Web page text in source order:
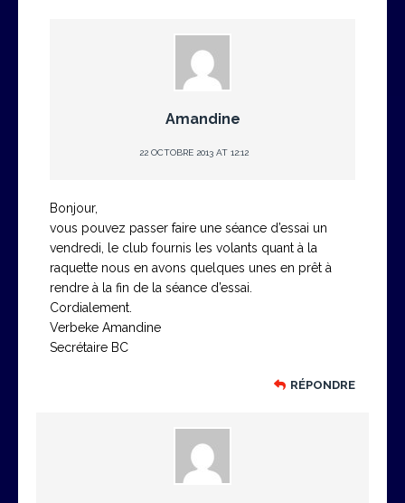
Amandine
22 OCTOBRE 2013 AT 12:12
Bonjour,
vous pouvez passer faire une séance d’essai un
vendredi, le club fournis les volants quant à la
raquette nous en avons quelques unes en prêt à
rendre à la fin de la séance d’essai.
Cordialement.
Verbeke Amandine
Secrétaire BC
RÉPONDRE